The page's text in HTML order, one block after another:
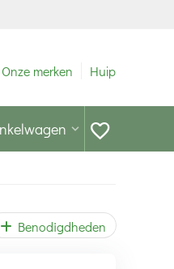
Onze merken Hulp
Benodigdheden